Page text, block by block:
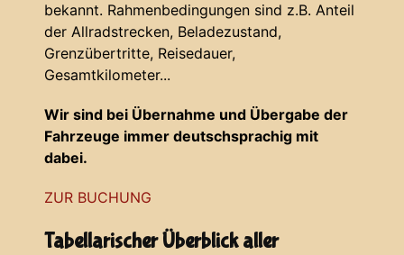
bekannt. Rahmenbedingungen sind z.B. Anteil
der Allradstrecken, Beladezustand,
Grenzübertritte, Reisedauer,
Gesamtkilometer...
Wir sind bei Übernahme und Übergabe der
Fahrzeuge immer deutschsprachig mit
dabei.
ZUR BUCHUNG
Tabellarischer Überblick aller